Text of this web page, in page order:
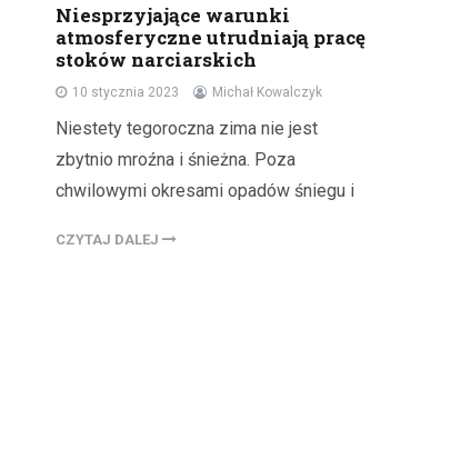
Niesprzyjające warunki
atmosferyczne utrudniają pracę
stoków narciarskich
10 stycznia 2023 Michał Kowalczyk
Niestety tegoroczna zima nie jest
zbytnio mroźna i śnieżna. Poza
chwilowymi okresami opadów śniegu i
CZYTAJ DALEJ